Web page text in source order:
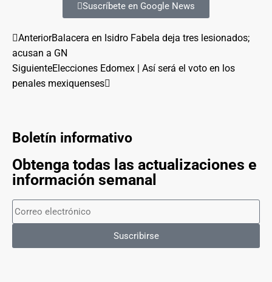
Suscríbete en Google News
AnteriorBalacera en Isidro Fabela deja tres lesionados;
acusan a GN
SiguienteElecciones Edomex | Así será el voto en los
penales mexiquenses
Boletín informativo
Obtenga todas las actualizaciones e
información semanal
Suscribirse